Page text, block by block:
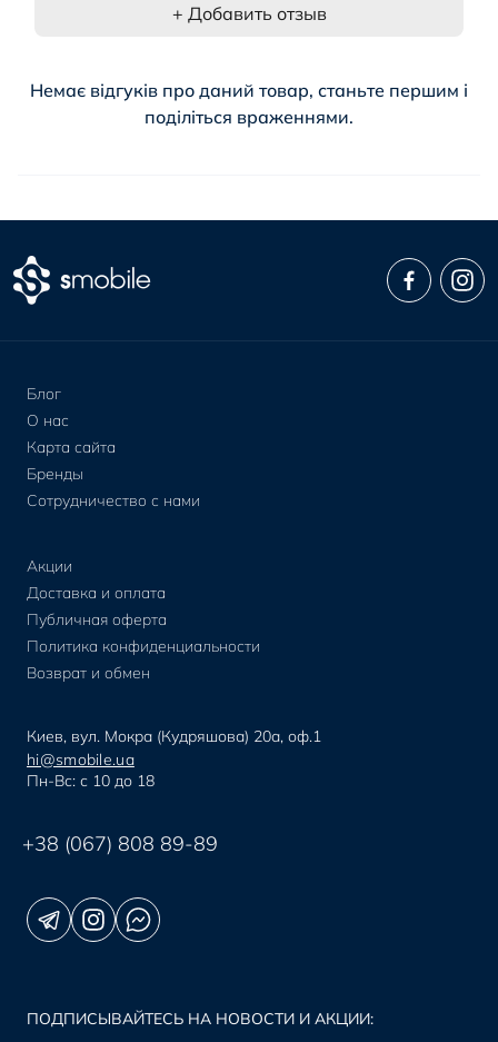
+ Добавить отзыв
Немає відгуків про даний товар, станьте першим і
поділіться враженнями.
Блог
О нас
Карта сайта
Бренды
Сотрудничество с нами
Акции
Доставка и оплата
Публичная оферта
Политика конфиденциальности
Возврат и обмен
Киев, вул. Мокра (Кудряшова) 20а, оф.1
hi@smobile.ua
Пн-Вс: с 10 до 18
+38 (067) 808 89-89
ПОДПИСЫВАЙТЕСЬ НА НОВОСТИ И АКЦИИ: